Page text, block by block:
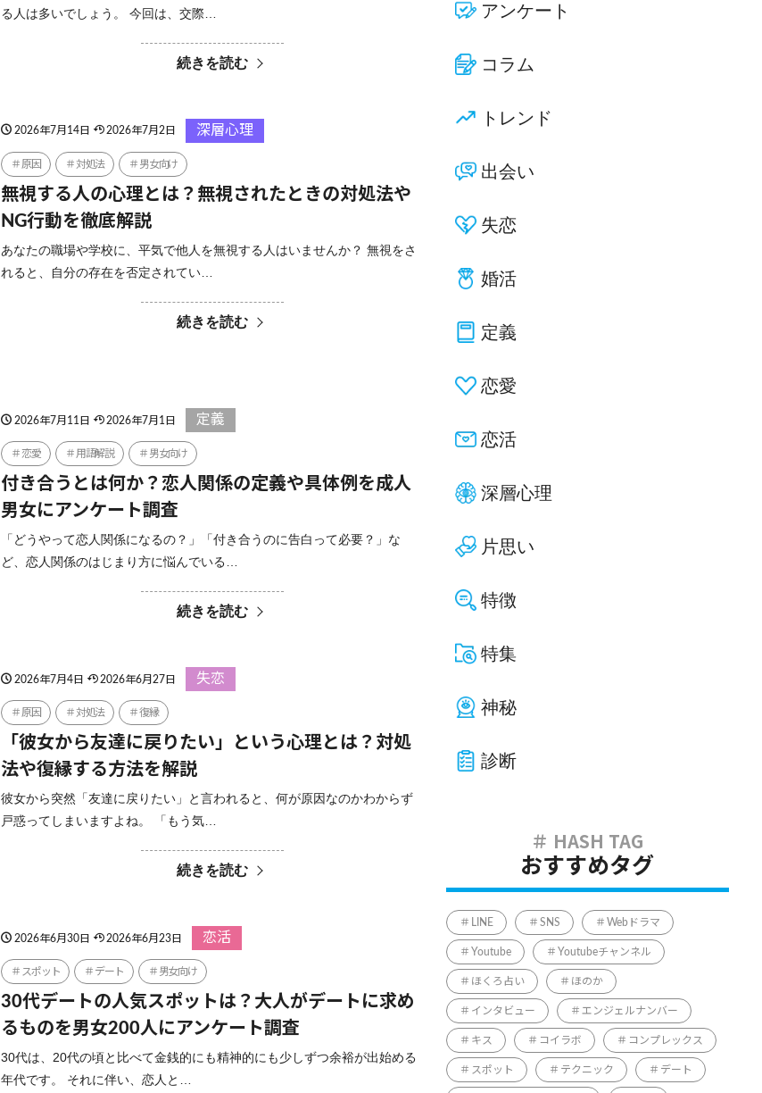
る人は多いでしょう。 今回は、交際…
続きを読む
2026年7月14日 2026年7月2日 深層心理
原因 対処法 男女向け
無視する人の心理とは？無視されたときの対処法や
NG行動を徹底解説
あなたの職場や学校に、平気で他人を無視する人はいませんか？ 無視をさ
れると、自分の存在を否定されてい…
続きを読む
2026年7月11日 2026年7月1日 定義
恋愛 用語解説 男女向け
付き合うとは何か？恋人関係の定義や具体例を成人
男女にアンケート調査
「どうやって恋人関係になるの？」「付き合うのに告白って必要？」な
ど、恋人関係のはじまり方に悩んでいる…
続きを読む
2026年7月4日 2026年6月27日 失恋
原因 対処法 復縁
「彼女から友達に戻りたい」という心理とは？対処
法や復縁する方法を解説
彼女から突然「友達に戻りたい」と言われると、何が原因なのかわからず
戸惑ってしまいますよね。 「もう気…
続きを読む
2026年6月30日 2026年6月23日 恋活
スポット デート 男女向け
30代デートの人気スポットは？大人がデートに求め
るものを男女200人にアンケート調査
30代は、20代の頃と比べて金銭的にも精神的にも少しずつ余裕が出始める
年代です。 それに伴い、恋人と…
アンケート
コラム
トレンド
出会い
失恋
婚活
定義
恋愛
恋活
深層心理
片思い
特徴
特集
神秘
診断
おすすめタグ
LINE SNS Webドラマ
Youtube Youtubeチャンネル
ほくろ占い ほのか
インタビュー エンジェルナンバー
キス コイラボ コンプレックス
スポット テクニック デート